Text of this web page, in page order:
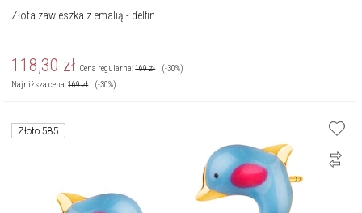
Złota zawieszka z emalią - delfin
118,30 zł Cena regularna:169zł
(-30%)
Najniższa cena:169zł (-30%)
Złoto 585